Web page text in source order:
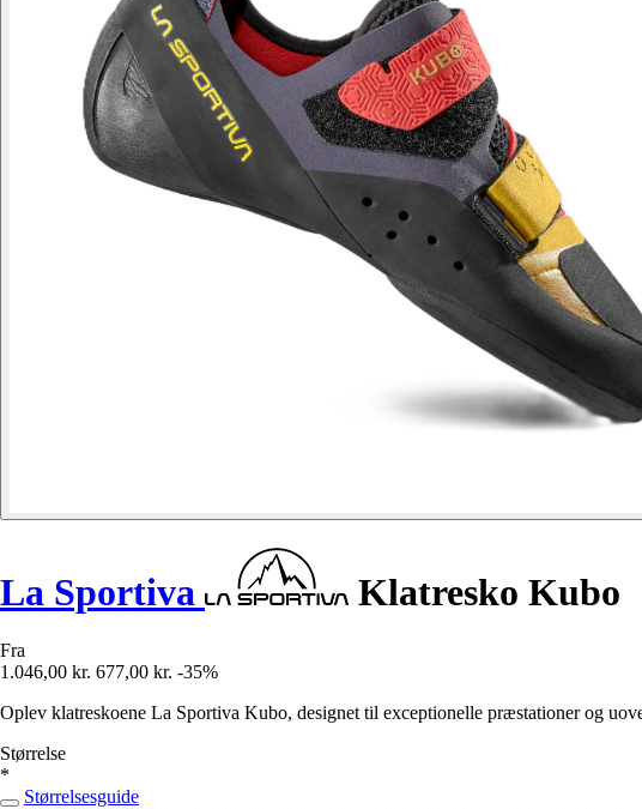
La Sportiva Klatresko Kubo
Fra
1.046,00 kr. 677,00 kr. -35%
Oplev klatreskoene La Sportiva Kubo, designet til exceptionelle præstationer og
Størrelse
*
Størrelsesguide